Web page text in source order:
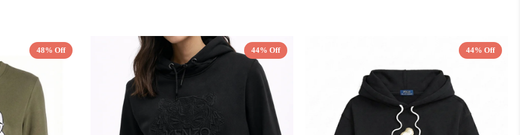
48% Off 44% Off 44% Off